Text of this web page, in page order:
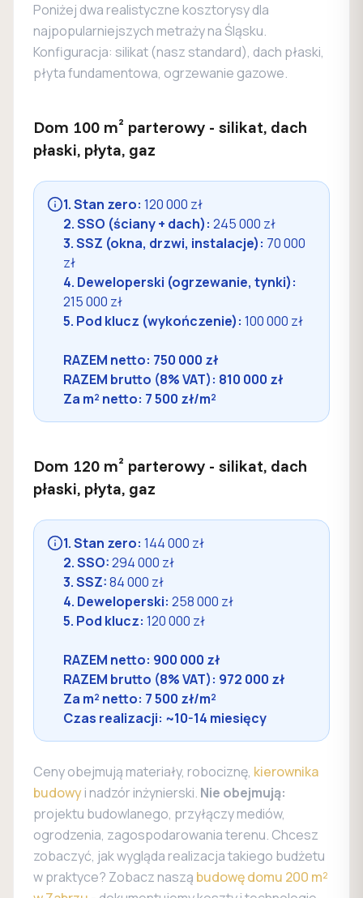
Poniżej dwa realistyczne kosztorysy dla
najpopularniejszych metraży na Śląsku.
Konfiguracja: silikat (nasz standard), dach płaski,
płyta fundamentowa, ogrzewanie gazowe.
Dom 100 m² parterowy - silikat, dach
płaski, płyta, gaz
1. Stan zero: 120 000 zł
2. SSO (ściany + dach): 245 000 zł
3. SSZ (okna, drzwi, instalacje): 70 000
zł
4. Deweloperski (ogrzewanie, tynki):
215 000 zł
5. Pod klucz (wykończenie): 100 000 zł
RAZEM netto: 750 000 zł
RAZEM brutto (8% VAT): 810 000 zł
Za m² netto: 7 500 zł/m²
Dom 120 m² parterowy - silikat, dach
płaski, płyta, gaz
1. Stan zero: 144 000 zł
2. SSO:294 000 zł
3. SSZ:84 000 zł
4. Deweloperski: 258 000 zł
5. Pod klucz: 120 000 zł
RAZEM netto: 900 000 zł
RAZEM brutto (8% VAT): 972 000 zł
Za m² netto: 7 500 zł/m²
Czas realizacji: ~10-14 miesięcy
Ceny obejmują materiały, robociznę, kierownika
budowyi nadzór inżynierski. Nie obejmują:
projektu budowlanego, przyłączy mediów,
ogrodzenia, zagospodarowania terenu. Chcesz
zobaczyć, jak wygląda realizacja takiego budżetu
w praktyce? Zobacz naszą budowę domu 200 m²